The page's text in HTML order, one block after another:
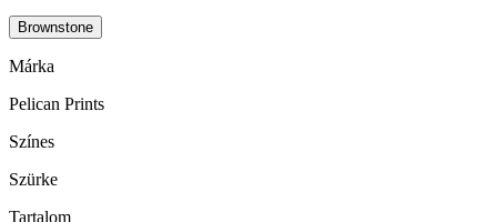
Brownstone
Márka
Pelican Prints
Színes
Szürke
Tartalom